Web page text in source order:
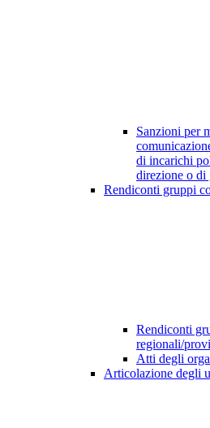
Sanzioni per
di incarichi
direzione o di
Rendiconti gruppi
Rendiconti
regionali/
Atti degli
Articolazione degli